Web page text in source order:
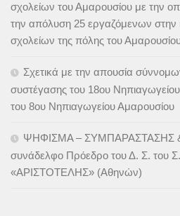
σχολείων του Αμαρουσίου με την
την απόλυση 25 εργαζόμενων στην
σχολείων της πόλης του
Σχετικά με την απουσία
συστέγασης του 18ου
του 8ου Νηπιαγωγείου Αμαρουσίου
ΨΗΦΙΣΜΑ – ΣΥΜΠΑΡΑΣΤΑΣΗΣ
συνάδελφο Πρόεδρο του Δ. Σ. του
«ΑΡΙΣΤΟΤΕΛΗΣ» (Αθηνών)